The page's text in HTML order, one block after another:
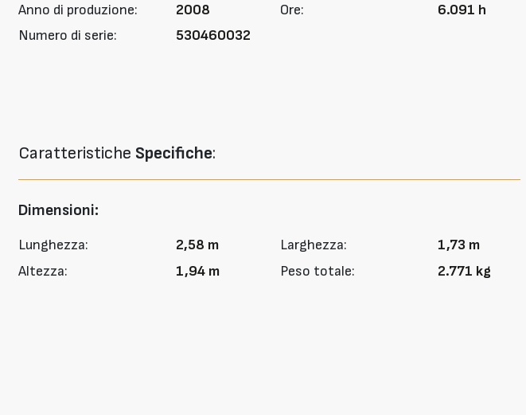
Anno di produzione:
2008 Ore:
6.091 h
Numero di serie:
530460032
Caratteristiche Specifiche:
Dimensioni:
Lunghezza: 2,58 m Larghezza:
1,73 m
Altezza:
1,94 m Peso totale: 2.771 kg